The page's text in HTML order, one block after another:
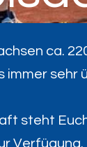
ca.
immer sehr
steht
Verfügung.